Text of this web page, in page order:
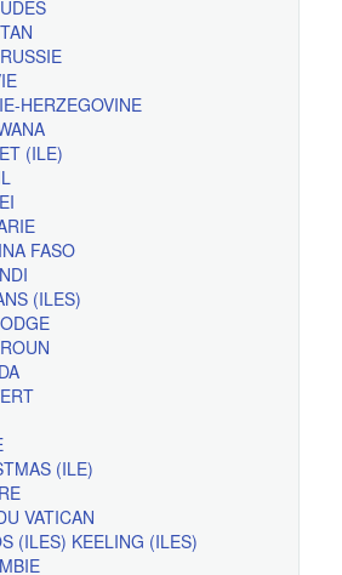
HERZEGOVINE
(ILE)
FASO
(ILES)
(ILE)
VATICAN
(ILES) KEELING (ILES)